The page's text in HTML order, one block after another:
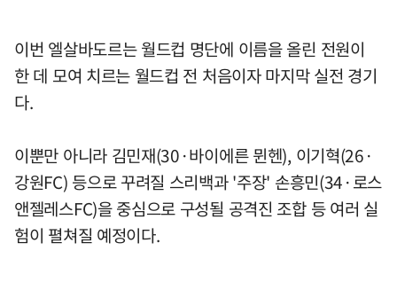
이번 엘살바도르는 월드컵 명단에 이름을 올린 전원이
한 데 모여 치르는 월드컵 전 처음이자 마지막 실전 경기
다.
이뿐만 아니라 김민재(30·바이에른 뮌헨), 이기혁(26·
강원FC) 등으로 꾸려질 스리백과 '주장' 손흥민(34·로스
앤젤레스FC)을 중심으로 구성될 공격진 조합 등 여러 실
험이 펼쳐질 예정이다.